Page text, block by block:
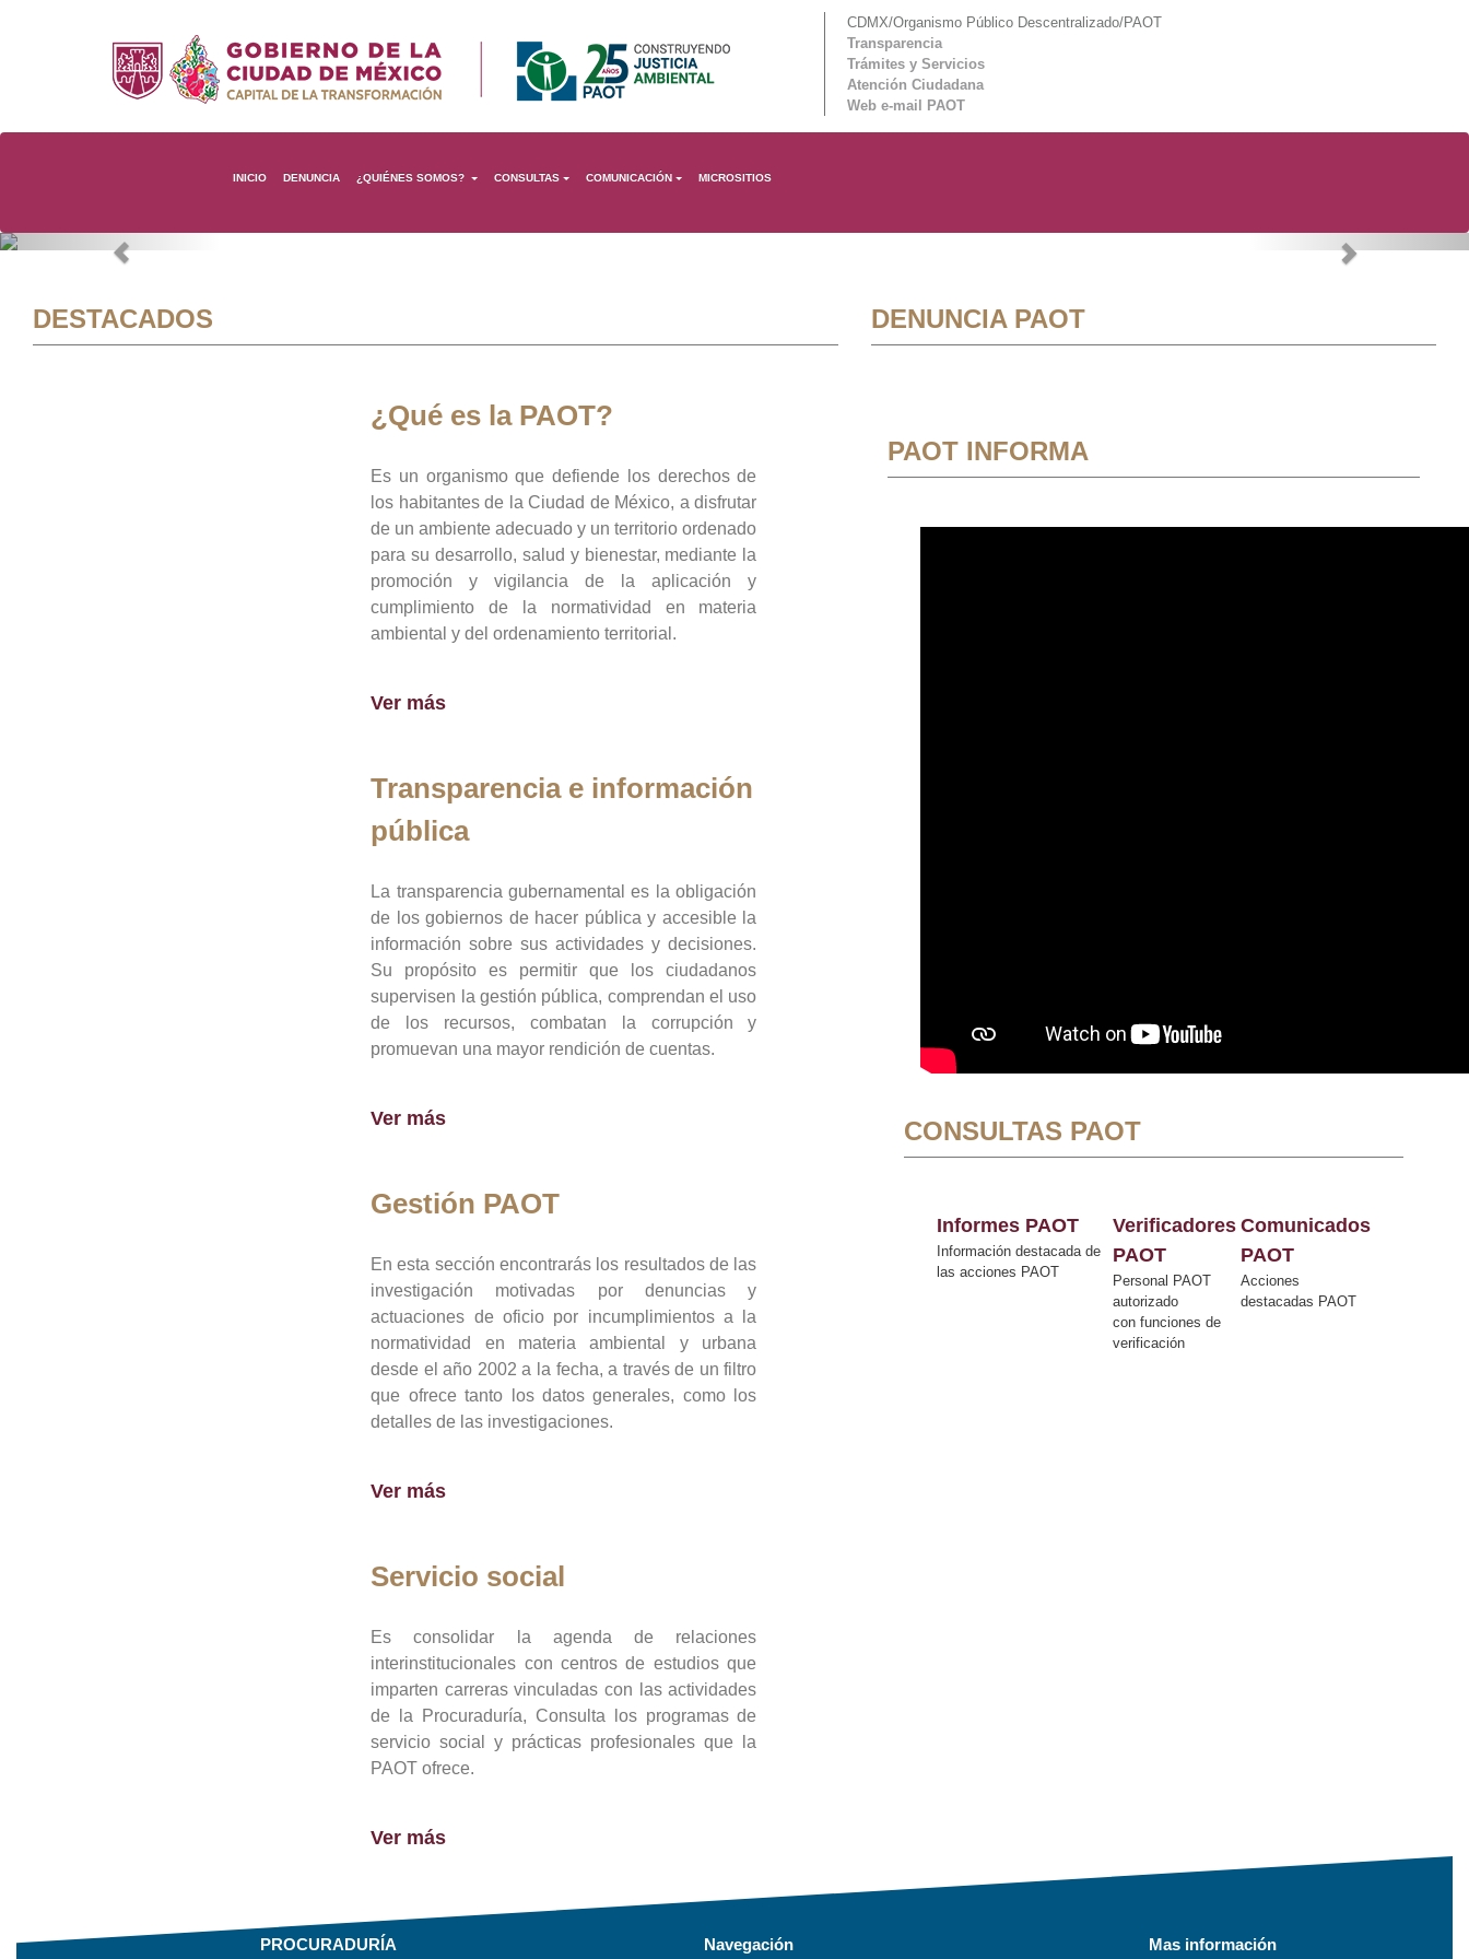
CDMX/Organismo Público Descentralizado/PAOT
Transparencia
Trámites y Servicios
Atención Ciudadana
Web e-mail PAOT
INICIO DENUNCIA ¿QUIÉNES SOMOS? CONSULTAS COMUNICACIÓN MICROSITIOS
Previous Next
DESTACADOS
¿Qué es la PAOT?
Es un organismo que defiende los derechos de
los habitantes de la Ciudad de México, a disfrutar
de un ambiente adecuado y un territorio ordenado
para su desarrollo, salud y bienestar, mediante la
promoción y vigilancia de la aplicación y
cumplimiento de la normatividad en materia
ambiental y del ordenamiento territorial.
Ver más
Transparencia e información
pública
La transparencia gubernamental es la obligación
de los gobiernos de hacer pública y accesible la
información sobre sus actividades y decisiones.
Su propósito es permitir que los ciudadanos
supervisen la gestión pública, comprendan el uso
de los recursos, combatan la corrupción y
promuevan una mayor rendición de cuentas.
Ver más
Gestión PAOT
En esta sección encontrarás los resultados de las
investigación motivadas por denuncias y
actuaciones de oficio por incumplimientos a la
normatividad en materia ambiental y urbana
desde el año 2002 a la fecha, a través de un filtro
que ofrece tanto los datos generales, como los
detalles de las investigaciones.
Ver más
Servicio social
Es consolidar la agenda de relaciones
interinstitucionales con centros de estudios que
imparten carreras vinculadas con las actividades
de la Procuraduría, Consulta los programas de
servicio social y prácticas profesionales que la
PAOT ofrece.
Ver más
DENUNCIA PAOT
PAOT INFORMA
CONSULTAS PAOT
Informes PAOT
Información destacada de
las acciones PAOT
Verificadores
PAOT
Personal PAOT
autorizado
con funciones de
verificación
Comunicados
PAOT
Acciones
destacadas PAOT
PROCURADURÍA Navegación Mas información